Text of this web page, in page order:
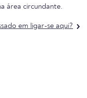
área circundante.
em ligar-se aqui?